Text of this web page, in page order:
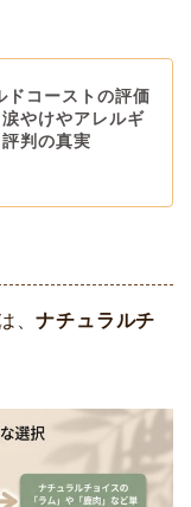
ドコーストの評価
やけやアレルギ
判の真実
、ナチュラルチ